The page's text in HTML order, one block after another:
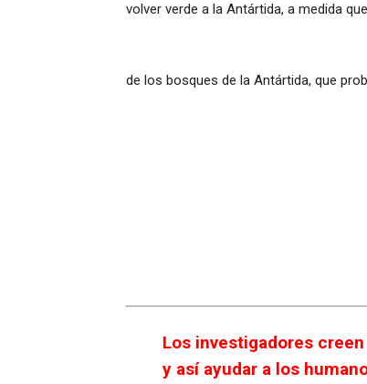
volver verde a la Antártida, a medida
de los bosques de la Antártida, que
Los investigadores
y así ayudar a los